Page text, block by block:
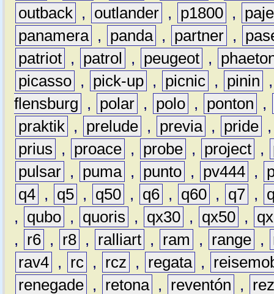
outback , outlander , p1800 ,
panamera , panda , partner ,
patriot , patrol , peugeot ,
picasso , pick-up , picnic , pinin
flensburg
, polar , polo , ponton
,
praktik , prelude , previa , pride
prius
, proace , probe , project ,
pulsar , puma , punto , pv444 ,
q4 , q5 , q50 , q6 , q60 , q7 ,
,
qubo , quoris , qx30 , qx50 ,
,
r6 , r8 , ralliart , ram , range ,
rav4 , rc , rcz , regata ,
renegade , retona , reventón ,